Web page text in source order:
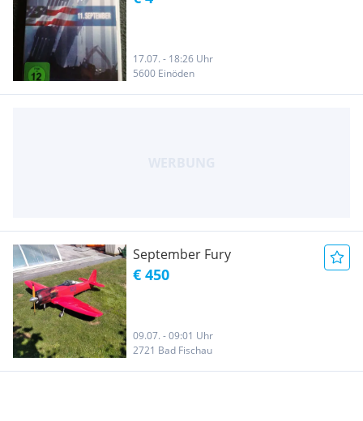
17.07. - 18:26 Uhr
5600 Einöden
September Fury
€ 450
09.07. - 09:01 Uhr
2721 Bad Fischau